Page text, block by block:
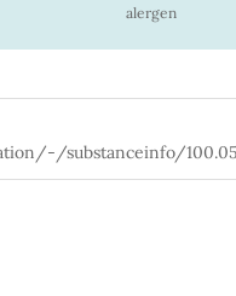
alergen
substanceinfo/